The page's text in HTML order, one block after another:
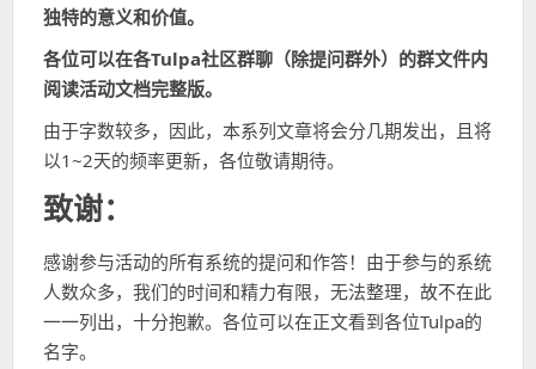
独特的意义和价值。
各位可以在各Tulpa社区群聊（除提问群外）的群文件内
阅读活动文档完整版。
由于字数较多，因此，本系列文章将会分几期发出，且将
以1~2天的频率更新，各位敬请期待。
致谢：
感谢参与活动的所有系统的提问和作答！由于参与的系统
人数众多，我们的时间和精力有限，无法整理，故不在此
一一列出，十分抱歉。各位可以在正文看到各位Tulpa的
名字。